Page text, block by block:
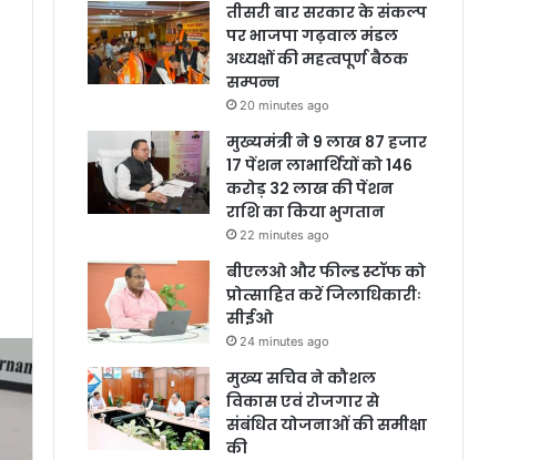
तीसरी बार सरकार के संकल्प
पर भाजपा गढ़वाल मंडल
अध्यक्षों की महत्वपूर्ण बैठक
सम्पन्न
20 minutes ago
मुख्यमंत्री ने 9 लाख 87 हजार
17 पेंशन लाभार्थियों को 146
करोड़ 32 लाख की पेंशन
राशि का किया भुगतान
22 minutes ago
बीएलओ और फील्ड स्टॉफ को
प्रोत्साहित करें जिलाधिकारीः
सीईओ
24 minutes ago
मुख्य सचिव ने कौशल
विकास एवं रोजगार से
संबंधित योजनाओं की समीक्षा
की